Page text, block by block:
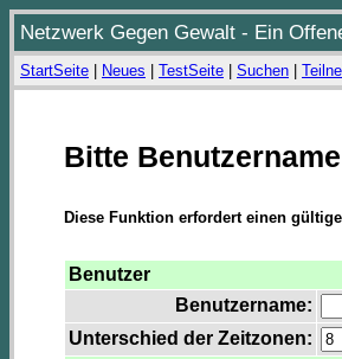
Netzwerk Gegen Gewalt - Ein
StartSeite Neues TestSeite Suchen
Bitte
Diese Funktion erfordert einen
Benutzer
Benutzername:
Unterschied der Zeitzonen: